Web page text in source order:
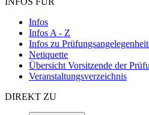
Infos
Infos A - Z
Infos zu
Netiquette
Übersicht Vorsitzende der
Veranstaltungsverzeichnis
DIREKT ZU